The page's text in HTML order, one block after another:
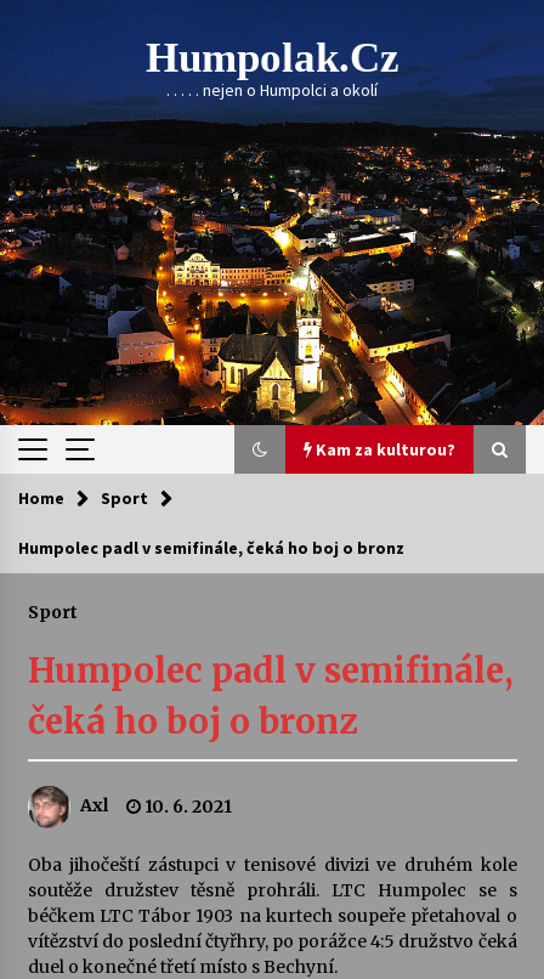
Skip
to
content
Humpolak.cz
. . . . . nejen o Humpolci a okolí
Kam za kulturou?
Kam za kulturou?
Vernisáž výstavy Josefíny Duškové: Stávám se
kapkou
30. 7. 2026
Veselí muzikanti
Pozvánka na integrační festival Quijotova
šedesátka: 28. 7.–1. 8. 2026
28. 7. 2026
Home Sport
Humpolec padl v semifinále, čeká ho boj o bronz
Sport
Humpolec padl v semifinále,
čeká ho boj o bronz
Axl 10. 6. 2021
Oba jihočeští zástupci v tenisové divizi ve druhém kole
soutěže družstev těsně prohráli. LTC Humpolec se s
béčkem LTC Tábor 1903 na kurtech soupeře přetahoval o
vítězství do poslední čtyřhry, po porážce 4:5 družstvo čeká
duel o konečné třetí místo s Bechyní.